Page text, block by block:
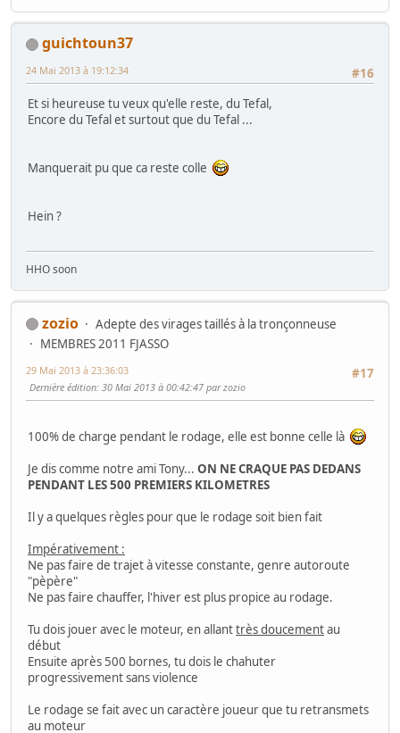
guichtoun37
#16
24 Mai 2013 à 19:12:34
Et si heureuse tu veux qu'elle reste, du Tefal,
Encore du Tefal et surtout que du Tefal ...
Manquerait pu que ca reste colle
Hein ?
HHO soon
zozio
Adepte des virages taillés à la tronçonneuse
MEMBRES 2011 FJASSO
#17
29 Mai 2013 à 23:36:03
Dernière édition: 30 Mai 2013 à 00:42:47 par zozio
100% de charge pendant le rodage, elle est bonne celle là
Je dis comme notre ami Tony... ON NE CRAQUE PAS DEDANS
PENDANT LES 500 PREMIERS KILOMETRES
Il y a quelques règles pour que le rodage soit bien fait
Impérativement :
Ne pas faire de trajet à vitesse constante, genre autoroute
"pèpère"
Ne pas faire chauffer, l'hiver est plus propice au rodage.
Tu dois jouer avec le moteur, en allanttrès doucementau
début
Ensuite après 500 bornes, tu dois le chahuter
progressivement sans violence
Le rodage se fait avec un caractère joueur que tu retransmets
au moteur